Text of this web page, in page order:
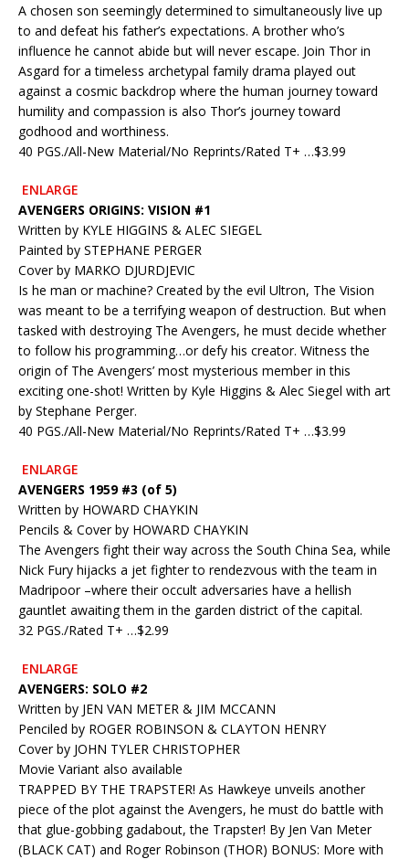
A chosen son seemingly determined to simultaneously live up
to and defeat his father’s expectations. A brother who’s
influence he cannot abide but will never escape. Join Thor in
Asgard for a timeless archetypal family drama played out
against a cosmic backdrop where the human journey toward
humility and compassion is also Thor’s journey toward
godhood and worthiness.
40 PGS./All-New Material/No Reprints/Rated T+ …$3.99
ENLARGE
AVENGERS ORIGINS: VISION #1
Written by KYLE HIGGINS & ALEC SIEGEL
Painted by STEPHANE PERGER
Cover by MARKO DJURDJEVIC
Is he man or machine? Created by the evil Ultron, The Vision
was meant to be a terrifying weapon of destruction. But when
tasked with destroying The Avengers, he must decide whether
to follow his programming…or defy his creator. Witness the
origin of The Avengers’ most mysterious member in this
exciting one-shot! Written by Kyle Higgins & Alec Siegel with art
by Stephane Perger.
40 PGS./All-New Material/No Reprints/Rated T+ …$3.99
ENLARGE
AVENGERS 1959 #3 (of 5)
Written by HOWARD CHAYKIN
Pencils & Cover by HOWARD CHAYKIN
The Avengers fight their way across the South China Sea, while
Nick Fury hijacks a jet fighter to rendezvous with the team in
Madripoor –where their occult adversaries have a hellish
gauntlet awaiting them in the garden district of the capital.
32 PGS./Rated T+ …$2.99
ENLARGE
AVENGERS: SOLO #2
Written by JEN VAN METER & JIM MCCANN
Penciled by ROGER ROBINSON & CLAYTON HENRY
Cover by JOHN TYLER CHRISTOPHER
Movie Variant also available
TRAPPED BY THE TRAPSTER! As Hawkeye unveils another
piece of the plot against the Avengers, he must do battle with
that glue-gobbing gadabout, the Trapster! By Jen Van Meter
(BLACK CAT) and Roger Robinson (THOR) BONUS: More with